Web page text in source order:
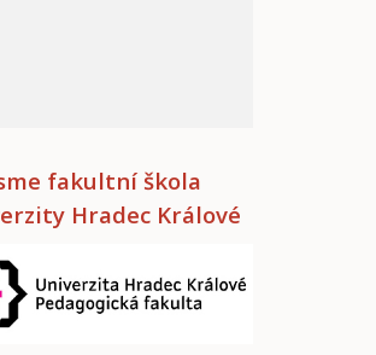
fakultní škola
Hradec Králové